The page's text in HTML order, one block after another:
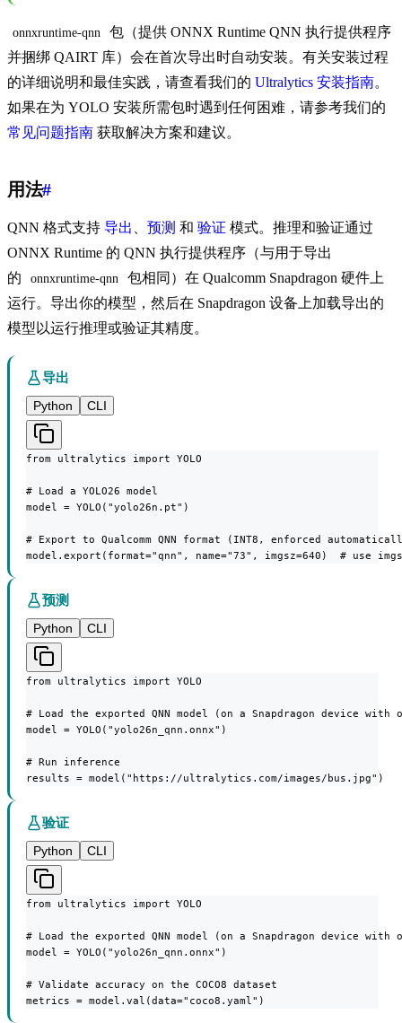
onnxruntime-qnn
包（提供 ONNX Runtime QNN 执行提供程序
并捆绑 QAIRT 库）会在首次导出时自动安装。有关安装过程
的详细说明和最佳实践，请查看我们的 Ultralytics 安装指南。
如果在为 YOLO 安装所需包时遇到任何困难，请参考我们的
常见问题指南 获取解决方案和建议。
用法#
QNN 格式支持 导出 预测 和 验证 模式。推理和验证通过
ONNX Runtime 的 QNN 执行提供程序（与用于导出
的
onnxruntime-qnn
包相同）在 Qualcomm Snapdragon 硬件上
运行。导出你的模型，然后在 Snapdragon 设备上加载导出的
模型以运行推理或验证其精度。
导出
Python
CLI
from ultralytics import YOLO
# Load a YOLO26 model
model = YOLO("yolo26n.pt")
# Export to Qualcomm QNN format (INT8, enforced
model.export(format="qnn", name="73", imgsz=640)  # use
预测
Python
CLI
from ultralytics import YOLO
# Load the exported QNN model (on a Snapdragon device with
model = YOLO("yolo26n_qnn.onnx")
# Run inference
results = model("https://ultralytics.com/images/bus.jpg")
验证
Python
CLI
from ultralytics import YOLO
# Load the exported QNN model (on a Snapdragon device with
model = YOLO("yolo26n_qnn.onnx")
# Validate accuracy on the COCO8 dataset
metrics = model.val(data="coco8.yaml")